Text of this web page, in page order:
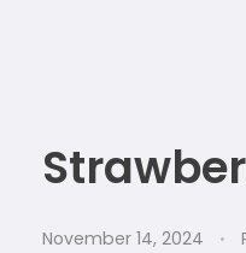
November 14, 2024